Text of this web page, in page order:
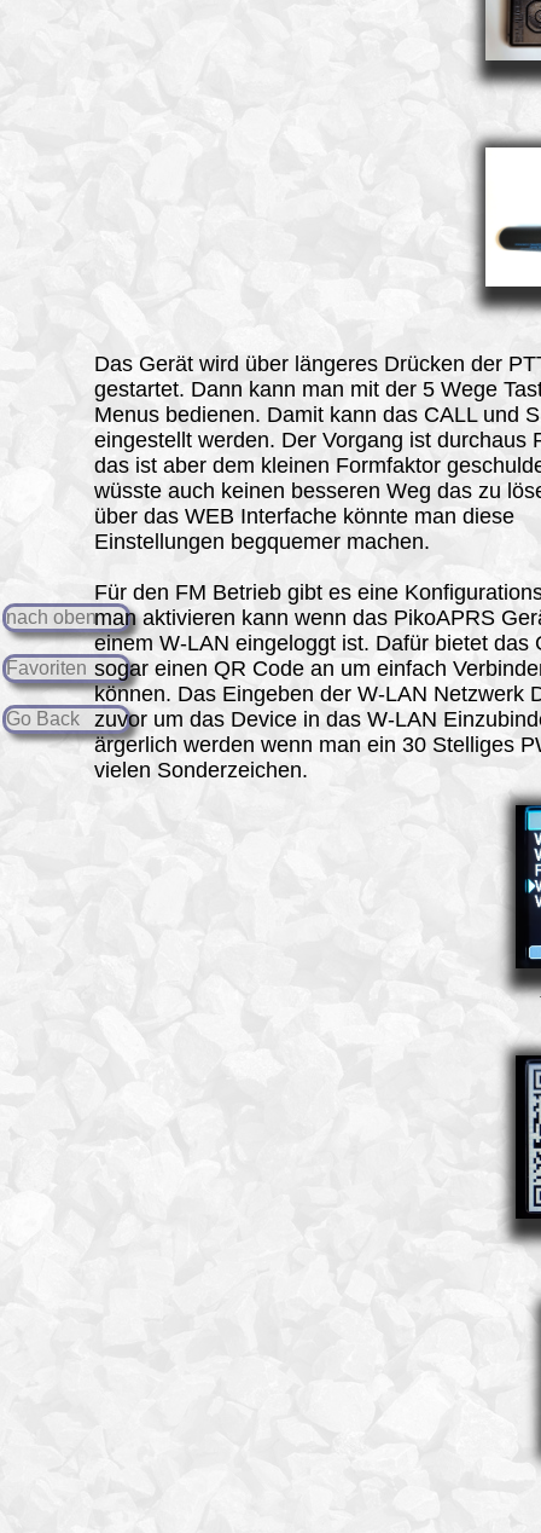
nach oben
Favoriten
Go Back
Das Gerät wird über längeres Drücken der
gestartet. Dann kann man mit der 5 Wege
Menus bedienen. Damit kann das CALL und
eingestellt werden. Der Vorgang ist durchaus
das ist aber dem kleinen Formfaktor
wüsste auch keinen besseren Weg das zu
über das WEB Interfache könnte man diese
Einstellungen begquemer machen.
Für den FM Betrieb gibt es eine
man aktivieren kann wenn das PikoAPRS
einem W-LAN eingeloggt ist. Dafür bietet das
sogar einen QR Code an um einfach
können. Das Eingeben der W-LAN Netzwerk
zuvor um das Device in das W-LAN
ärgerlich werden wenn man ein 30 Stelliges
vielen Sonderzeichen.